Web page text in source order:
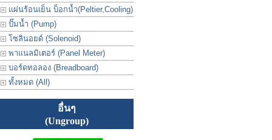
แผ่นร้อนเย็น บ็อกน้ำ(Peltier,Cooling)
ปั๊มน้ำ (Pump)
โซลินอยด์ (Solenoid)
พาแนลมิเตอร์ (Panel Meter)
บอร์ดทอลอง (Breadboard)
ทั้งหมด (All)
อื่นๆ
(Ungroup)